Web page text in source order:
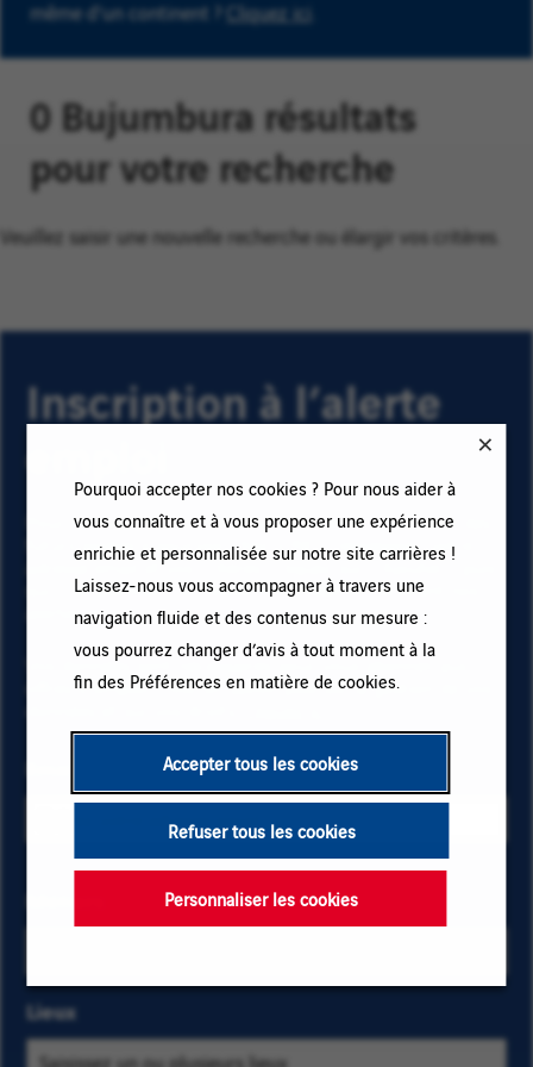
Pourquoi accepter nos cookies ? Pour nous aider à
vous connaître et à vous proposer une expérience
enrichie et personnalisée sur notre site carrières !
Laissez-nous vous accompagner à travers une
navigation fluide et des contenus sur mesure :
vous pourrez changer d’avis à tout moment à la
fin des Préférences en matière de cookies.
Accepter tous les cookies
Refuser tous les cookies
Personnaliser les cookies
même d'un continent ? Cliquez ici
0 Bujumbura résultats
pour votre recherche
Veuillez saisir une nouvelle recherche ou élargir vos critères.
Inscription à l’alerte
Pour recevoir des alertes emploi et rester informé(e) des
futurs postes à pourvoir chez VINCI, renseignez votre
adresse email et vos critères. Cliquez sur « Ajouter » puis
sur « M'abonner » et restez informé(e) en recevant nos
alertes emails !
Vos données sont nécessaires pour vous abonner aux
offres d’emploi. Pour en savoir plus sur la gestion de vos
les critères
localisation
pour trouver
les offres
les
lettres
d'une
catégorie
Lieux